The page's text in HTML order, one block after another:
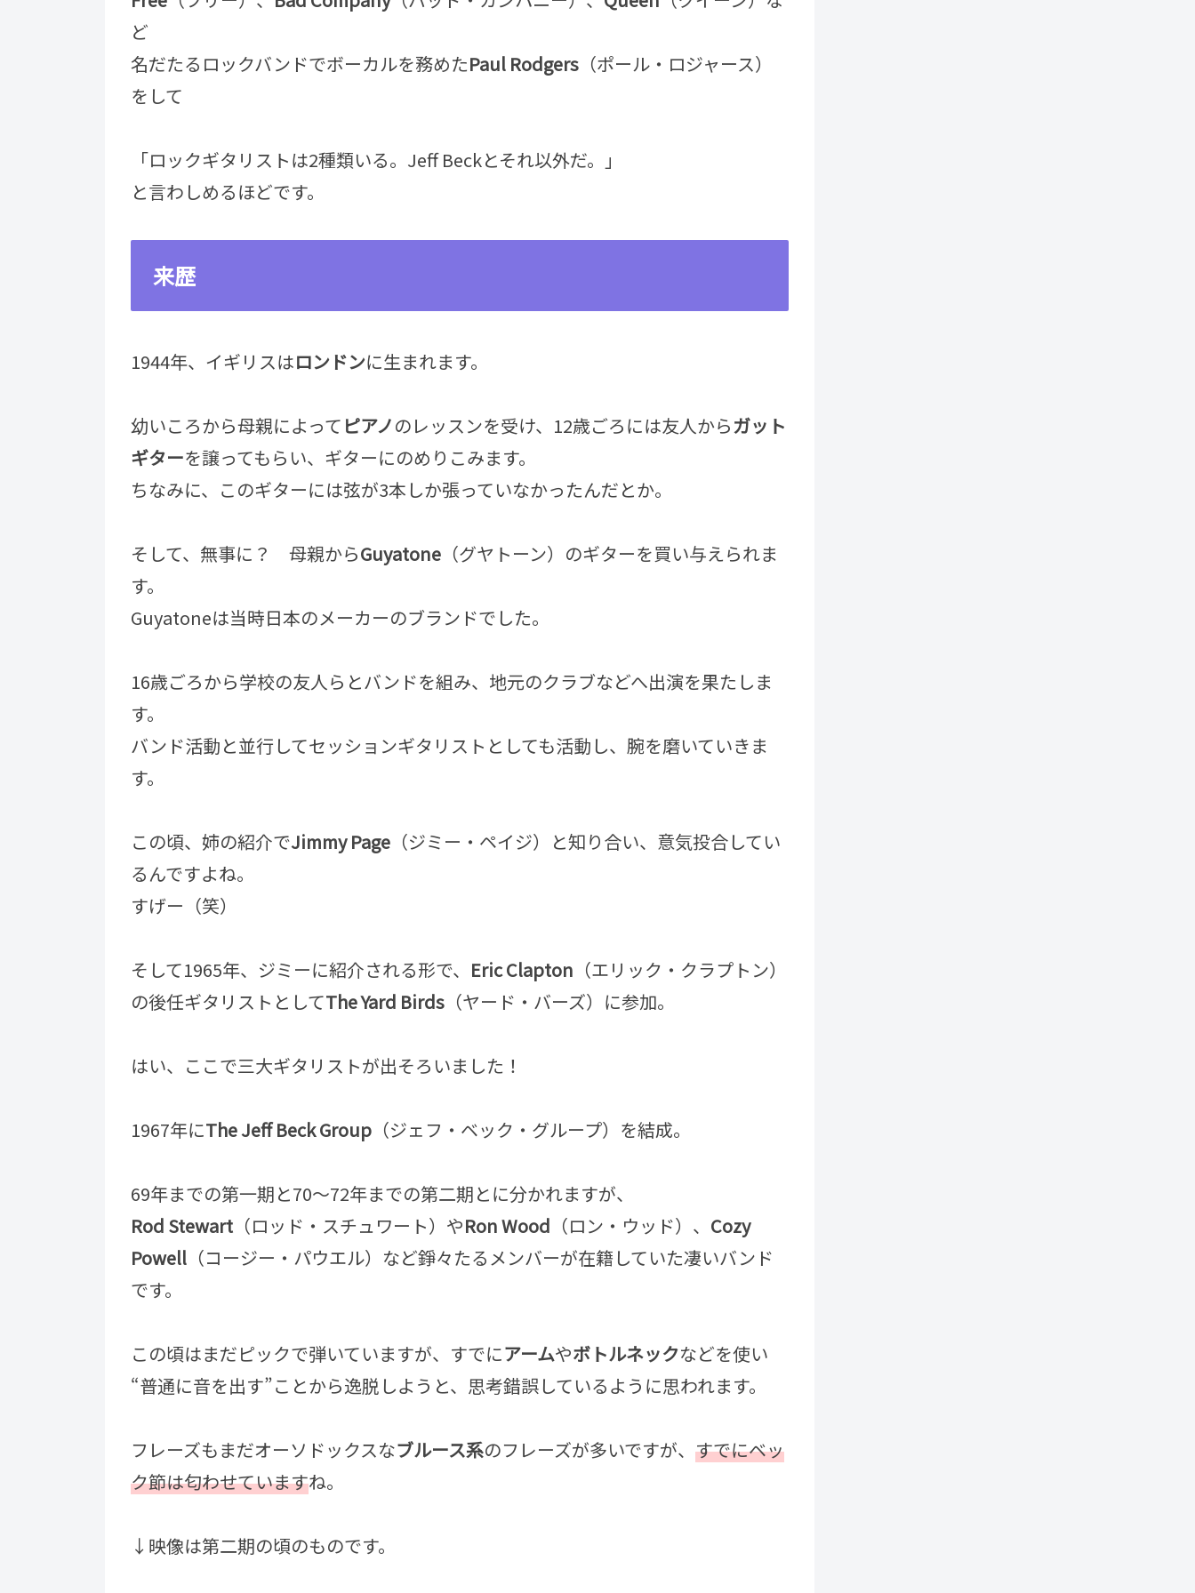
ど
名だたるロックバンドでボーカルを務めたPaul Rodgers （ポール・ロジャース）
をして
「ロックギタリストは2種類いる。Jeff Beckとそれ以外だ。」
と言わしめるほどです。
来歴
1944年、イギリスはロンドンに生まれます。
幼いころから母親によって ピアノのレッスンを受け、12歳ごろには友人からガット
ギターを譲ってもらい、ギターにのめりこみます。
ちなみに、このギターには弦が3本しか張っていなかったんだとか。
そして、無事に？ 母親からGuyatone （グヤトーン）のギターを買い与えられま
す。
Guyatoneは当時日本のメーカーのブランドでした。
16歳ごろから学校の友人らとバンドを組み、地元のクラブなどへ出演を果たしま
す。
バンド活動と並行してセッションギタリストとしても活動し、腕を磨いていきま
す。
この頃、姉の紹介でJimmy Page （ジミー・ペイジ）と知り合い、意気投合してい
るんですよね。
すげー（笑）
そして1965年、ジミーに紹介される形で、 Eric Clapton （エリック・クラプトン）
の後任ギタリストとしてThe Yard Birds （ヤード・バーズ）に参加。
はい、ここで三大ギタリストが出そろいました！
1967年にThe Jeff Beck Group （ジェフ・ベック・グループ）を結成。
69年までの第一期と70～72年までの第二期とに分かれますが、
Rod Stewart （ロッド・スチュワート）やRon Wood （ロン・ウッド）、 Cozy
Powell （コージー・パウエル）など錚々たるメンバーが在籍していた凄いバンド
です。
この頃はまだピックで弾いていますが、すでにアームやボトルネックなどを使い
“普通に音を出す”ことから逸脱しようと、思考錯誤しているように思われます。
フレーズもまだオーソドックスなブルース系のフレーズが多いですが、 すでにベッ
ク節は匂わせていますね。
↓映像は第二期の頃のものです。